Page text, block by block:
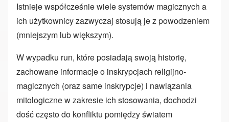
Istnieje współcześnie wiele systemów magicznych a
ich użytkownicy zazwyczaj stosują je z powodzeniem
(mniejszym lub większym).
W wypadku run, które posiadają swoją historię,
zachowane informacje o inskrypcjach religijno-
magicznych (oraz same inskrypcje) i nawiązania
mitologiczne w zakresie ich stosowania, dochodzi
dość często do konfliktu pomiędzy światem